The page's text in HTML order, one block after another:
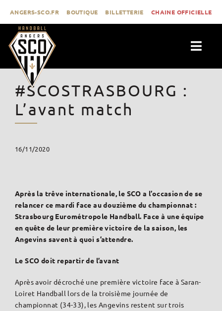
contenu
ANGERS-SCO.FR BOUTIQUE BILLETTERIE CHAINE OFFICIELLE
ACTUALITÉS
CLUB
PROLIGUE
#SCOSTRASBOURG :
L’avant match
16/11/2020
Après la trêve internationale, le SCO a l’occasion de se
relancer ce mardi face au douzième du championnat :
Strasbourg Eurométropole Handball. Face à une équipe
en quête de leur première victoire de la saison, les
Angevins savent à quoi s’attendre.
Le SCO doit repartir de l’avant
Après avoir décroché une première victoire face à Saran-
Loiret Handball lors de la troisième journée de
championnat (34-33), les Angevins restent sur trois